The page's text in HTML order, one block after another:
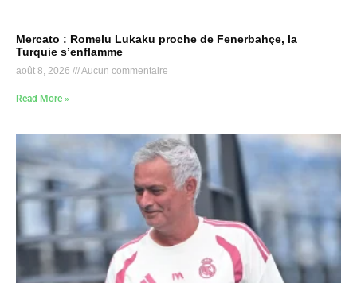
Mercato : Romelu Lukaku proche de Fenerbahçe, la
Turquie s’enflamme
août 8, 2026 Aucun commentaire
Read More »